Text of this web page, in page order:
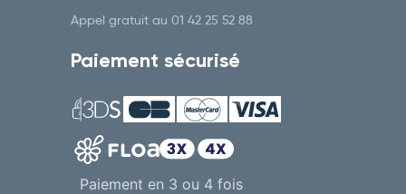
Appel gratuit au 01 42 25 52 88
Paiement sécurisé
Paiement en 3 ou 4 fois